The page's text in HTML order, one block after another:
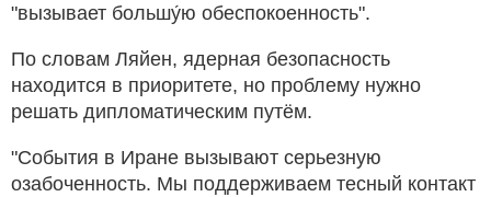
"вызывает большу́ю обеспокоенность".
По словам Ляйен, ядерная безопасность
находится в приоритете, но проблему нужно
решать дипломатическим путём.
"События в Иране вызывают серьезную
озабоченность. Мы поддерживаем тесный контакт